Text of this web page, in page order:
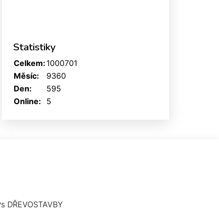
Statistiky
Online: 5
Celkem: 1000701
Měsíc:
9360
Den:
595
DŘEVOSTAVBY